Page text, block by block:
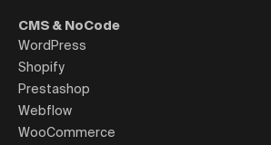
CMS & NoCode
WordPress
Shopify
Prestashop
Webflow
WooCommerce